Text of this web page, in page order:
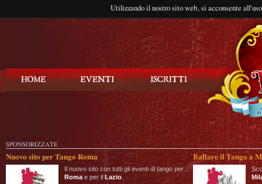
Utilizzando il nostro sito web, si acconsente
SPONSORIZZATE
Nuovo sito per Tango Roma
Il nuovo sito con tutti gli eventi di tango per
Roma e per il Lazio
Ballare il Tango a